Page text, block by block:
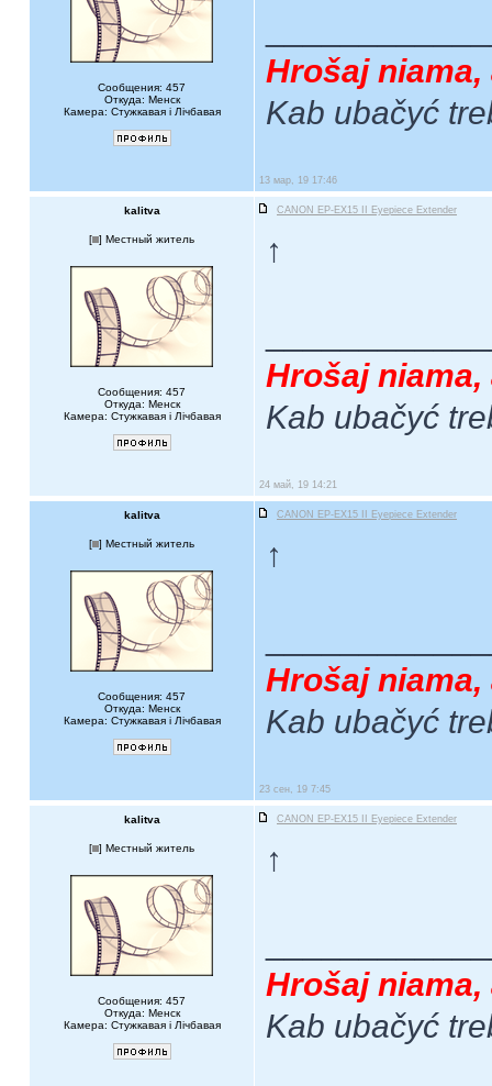
Сообщения: 457
Откуда: Менск
Камера: Стужкавая i Лічбавая
Hrošaj
Kab ubačyć
13 мар, 19 17:46
kalitva CANON EP-EX15 II Eyepiece Extender
[ ] Местный житель
Сообщения: 457
Откуда: Менск
Камера: Стужкавая i Лічбавая
↑
Hrošaj
Kab ubačyć
24 май, 19 14:21
kalitva CANON EP-EX15 II Eyepiece Extender
[ ] Местный житель
Сообщения: 457
Откуда: Менск
Камера: Стужкавая i Лічбавая
↑
Hrošaj
Kab ubačyć
23 сен, 19 7:45
kalitva CANON EP-EX15 II Eyepiece Extender
[ ] Местный житель
Сообщения: 457
Откуда: Менск
Камера: Стужкавая i Лічбавая
↑
Hrošaj
Kab ubačyć